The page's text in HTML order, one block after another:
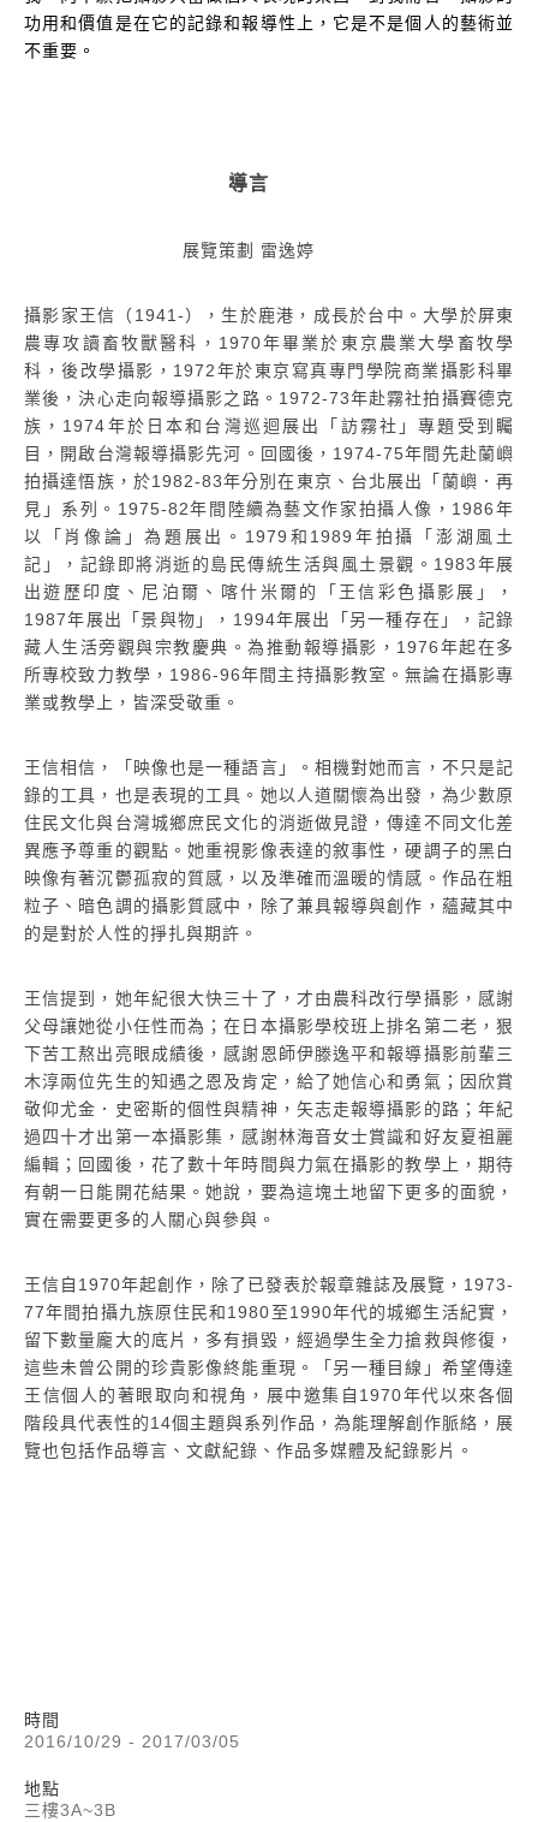
功用和價值是在它的記錄和報導性上，它是不是個人的藝術並
不重要。
導言
展覽策劃 雷逸婷
攝影家王信（1941-），生於鹿港，成長於台中。大學於屏東
農專攻讀畜牧獸醫科，1970年畢業於東京農業大學畜牧學
科，後改學攝影，1972年於東京寫真專門學院商業攝影科畢
業後，決心走向報導攝影之路。1972-73年赴霧社拍攝賽德克
族，1974年於日本和台灣巡迴展出「訪霧社」專題受到矚
目，開啟台灣報導攝影先河。回國後，1974-75年間先赴蘭嶼
拍攝達悟族，於1982-83年分別在東京、台北展出「蘭嶼．再
見」系列。1975-82年間陸續為藝文作家拍攝人像，1986年
以「肖像論」為題展出。1979和1989年拍攝「澎湖風土
記」，記錄即將消逝的島民傳統生活與風土景觀。1983年展
出遊歷印度、尼泊爾、喀什米爾的「王信彩色攝影展」，
1987年展出「景與物」，1994年展出「另一種存在」，記錄
藏人生活旁觀與宗教慶典。為推動報導攝影，1976年起在多
所專校致力教學，1986-96年間主持攝影教室。無論在攝影專
業或教學上，皆深受敬重。
王信相信，「映像也是一種語言」。相機對她而言，不只是記
錄的工具，也是表現的工具。她以人道關懷為出發，為少數原
住民文化與台灣城鄉庶民文化的消逝做見證，傳達不同文化差
異應予尊重的觀點。她重視影像表達的敘事性，硬調子的黑白
映像有著沉鬱孤寂的質感，以及準確而溫暖的情感。作品在粗
粒子、暗色調的攝影質感中，除了兼具報導與創作，蘊藏其中
的是對於人性的掙扎與期許。
王信提到，她年紀很大快三十了，才由農科改行學攝影，感謝
父母讓她從小任性而為；在日本攝影學校班上排名第二老，狠
下苦工熬出亮眼成績後，感謝恩師伊滕逸平和報導攝影前輩三
木淳兩位先生的知遇之恩及肯定，給了她信心和勇氣；因欣賞
敬仰尤金．史密斯的個性與精神，矢志走報導攝影的路；年紀
過四十才出第一本攝影集，感謝林海音女士賞識和好友夏祖麗
編輯；回國後，花了數十年時間與力氣在攝影的教學上，期待
有朝一日能開花結果。她說，要為這塊土地留下更多的面貌，
實在需要更多的人關心與參與。
王信自1970年起創作，除了已發表於報章雜誌及展覽，1973-
77年間拍攝九族原住民和1980至1990年代的城鄉生活紀實，
留下數量龐大的底片，多有損毀，經過學生全力搶救與修復，
這些未曾公開的珍貴影像終能重現。「另一種目線」希望傳達
王信個人的著眼取向和視角，展中邀集自1970年代以來各個
階段具代表性的14個主題與系列作品，為能理解創作脈絡，展
覽也包括作品導言、文獻紀錄、作品多媒體及紀錄影片。
時間
2016/10/29 - 2017/03/05
地點
三樓3A~3B